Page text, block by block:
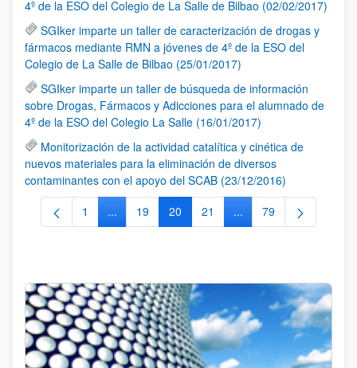
4º de la ESO del Colegio de La Salle de Bilbao (02/02/2017)
SGIker imparte un taller de caracterización de drogas y
fármacos mediante RMN a jóvenes de 4º de la ESO del
Colegio de La Salle de Bilbao (25/01/2017)
SGIker imparte un taller de búsqueda de información
sobre Drogas, Fármacos y Adicciones para el alumnado de
4º de la ESO del Colegio La Salle (16/01/2017)
Monitorización de la actividad catalítica y cinética de
nuevos materiales para la eliminación de diversos
contaminantes con el apoyo del SCAB (23/12/2016)
Página
1 ...Páginas intermedias Use TAB para desplazarse.
Página
19 Página
20 Página
21 ...Páginas intermedias
Página
79